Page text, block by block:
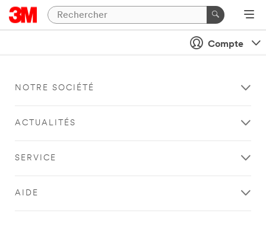
Compte
NOTRE SOCIÉTÉ
ACTUALITÉS
SERVICE
AIDE